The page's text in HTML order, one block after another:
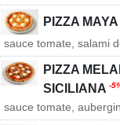
PIZZA MAYA
sauce tomate, salami
PIZZA
SICILIANA -
sauce tomate,